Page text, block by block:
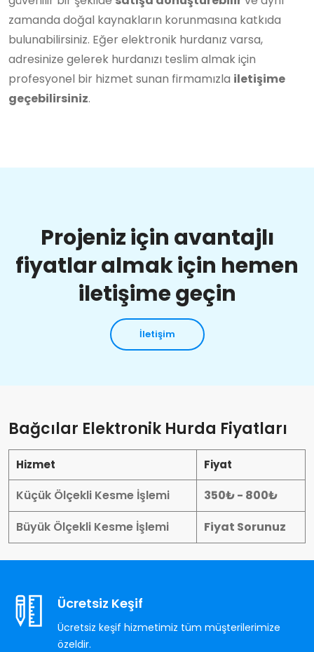
zamanda doğal kaynakların korunmasına katkıda
bulunabilirsiniz. Eğer elektronik hurdanız varsa,
adresinize gelerek hurdanızı teslim almak için
profesyonel bir hizmet sunan firmamızla iletişime
geçebilirsiniz.
Projeniz için avantajlı
fiyatlar almak için hemen
iletişime geçin
İletişim
Bağcılar Elektronik Hurda Fiyatları
Hizmet Fiyat
Küçük Ölçekli Kesme İşlemi
350₺ - 800₺
Büyük Ölçekli Kesme İşlemi
Fiyat Sorunuz
Ücretsiz Keşif
Ücretsiz keşif hizmetimiz tüm müşterilerimize
özeldir.